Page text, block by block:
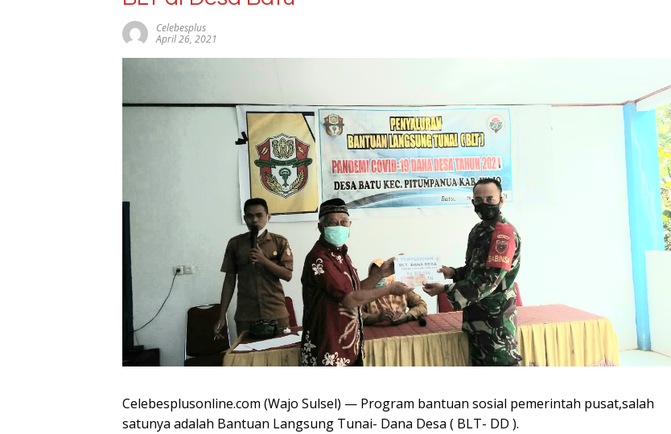
Celebesplus
April 26, 2021
Celebesplusonline.com (Wajo Sulsel) — Program bantuan sosial pemerintah pusat,salah
satunya adalah Bantuan Langsung Tunai- Dana Desa ( BLT- DD ).